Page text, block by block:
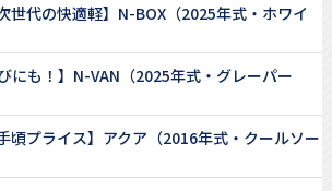
世代の快適軽】N-BOX（2025年式・ホワイ
にも！】N-VAN（2025年式・グレーパー
プライス】アクア（2016年式・クールソー